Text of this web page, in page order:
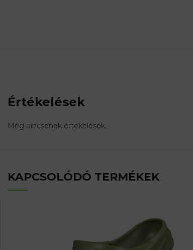
Értékelések
Még nincsenek értékelések.
KAPCSOLÓDÓ TERMÉKEK